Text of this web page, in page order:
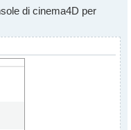
di cinema4D per